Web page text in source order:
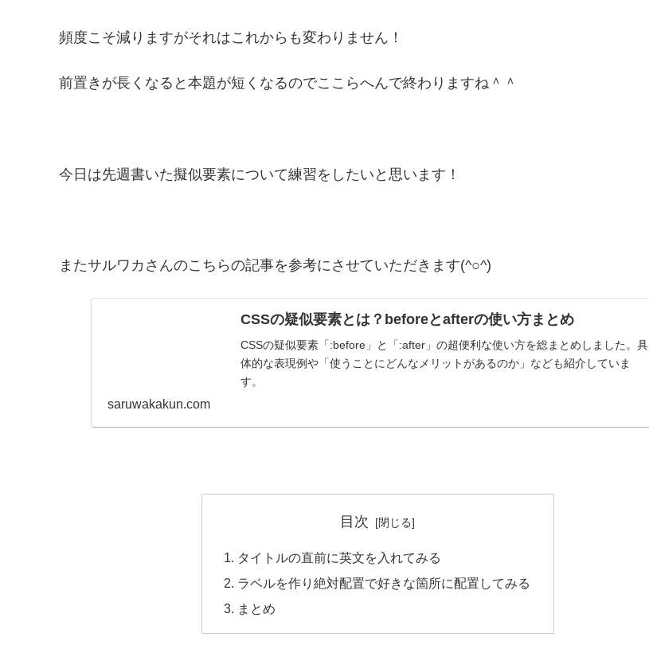
頻度こそ減りますがそれはこれからも変わりません！
前置きが長くなると本題が短くなるのでここらへんで終わりますね＾＾
今日は先週書いた擬似要素について練習をしたいと思います！
またサルワカさんのこちらの記事を参考にさせていただきます(^○^)
CSSの疑似要素とは？beforeとafterの使い方まとめ
CSSの疑似要素「:before」と「:after」の超便利な使い方を総まとめしました。具
体的な表現例や「使うことにどんなメリットがあるのか」なども紹介していま
す。
saruwakakun.com
目次
タイトルの直前に英文を入れてみる
ラベルを作り絶対配置で好きな箇所に配置してみる
まとめ